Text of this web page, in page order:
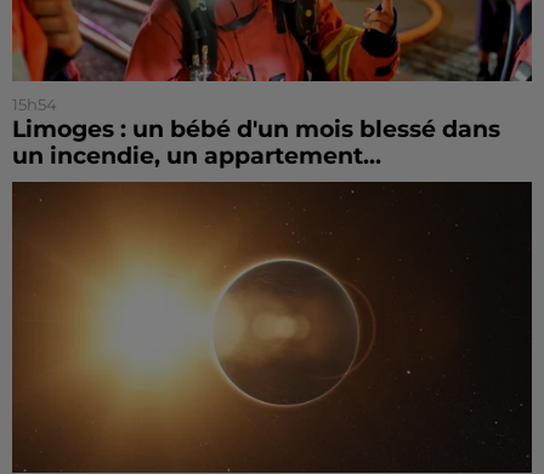
15h54
Limoges : un bébé d'un mois blessé dans
un incendie, un appartement...